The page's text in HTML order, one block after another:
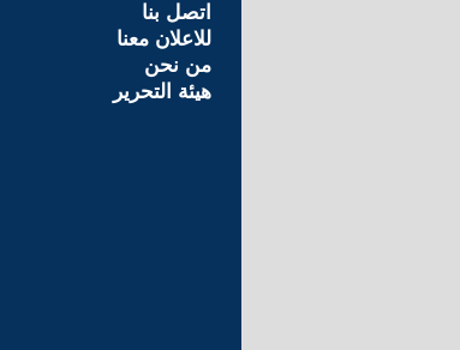
اتصل بنا
للاعلان معنا
من نحن
هيئة التحرير